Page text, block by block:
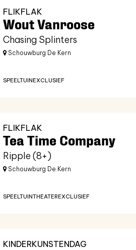
Wout Vanroose
Chasing Splinters
FLIKFLAK
Schouwburg De Kern
SPEELTUINEXCLUSIEF
Tea Time Company
Ripple (8+)
FLIKFLAK
Schouwburg De Kern
SPEELTUINTHEATEREXCLUSIEF
KINDERKUNSTENDAG